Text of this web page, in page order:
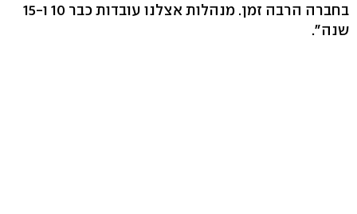
בחברה הרבה זמן. מנהלות אצלנו עובדות כבר 10 ו-15
שנה".